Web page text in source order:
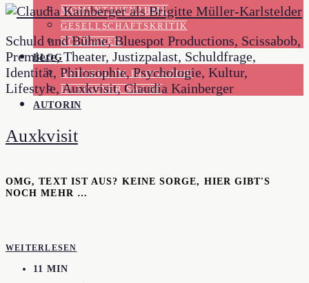
MOMENTAUFNAHME
GESELLSCHAFTSKRITIK
KOLUMNEN
BLOG
AKTUELL IM BLOGAZINE
IN EIGENER SACHE
AUTORIN
Schuld und Bühne, Bluespot Productions, Scissabob,
Premiere, Theater, Justizpalast, Schuldfrage,
Identität, Philosophie, Psychologie, Kultur,
Lifestyle, Auxkvisit, Claudia Kainberger
Auxkvisit
OMG, TEXT IST AUS? KEINE SORGE, HIER GIBT'S
NOCH MEHR …
WEITERLESEN
11 MIN